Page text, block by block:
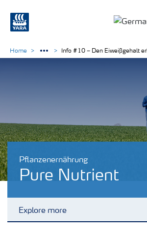
Pflanzenernährung
Pure Nutrient
Explore more
Home Info #10 – Den Eiweißgehalt